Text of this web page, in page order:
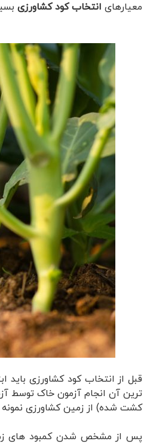
معیارهای انتخاب کود کشاورزی
قبل از انتخاب کود کشاورزی باید
ترین آن انجام آزمون خاک توسط
کشت شده) از زمین کشاورزی نمونه
پس از مشخص شدن کمبود های زمین،